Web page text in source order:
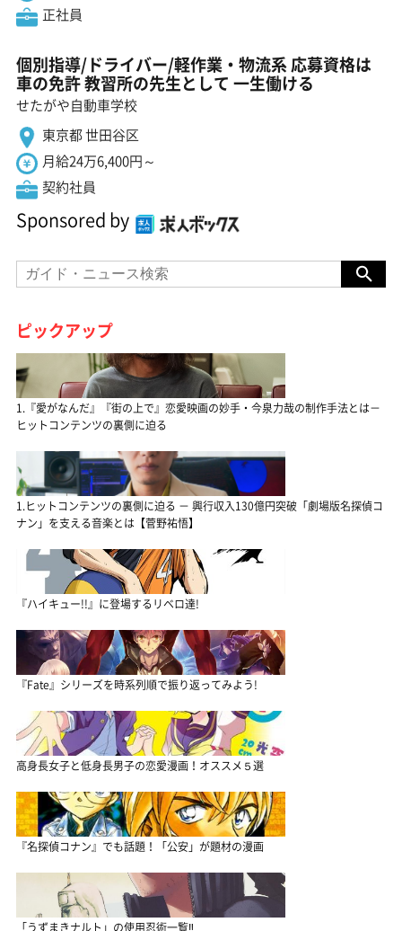
正社員
個別指導/ドライバー/軽作業・物流系 応募資格は
車の免許 教習所の先生として 一生働ける
せたがや自動車学校
東京都 世田谷区
月給24万6,400円～
契約社員
Sponsored by
ピックアップ
1.『愛がなんだ』『街の上で』恋愛映画の妙手・今泉力哉の制作手法とは－
ヒットコンテンツの裏側に迫る
1.ヒットコンテンツの裏側に迫る － 興行収入130億円突破「劇場版名探偵コ
ナン」を支える音楽とは【菅野祐悟】
『ハイキュー!!』に登場するリベロ達!
『Fate』シリーズを時系列順で振り返ってみよう!
高身長女子と低身長男子の恋愛漫画！オススメ５選
『名探偵コナン』でも話題！「公安」が題材の漫画
「うずまきナルト」の使用忍術一覧‼